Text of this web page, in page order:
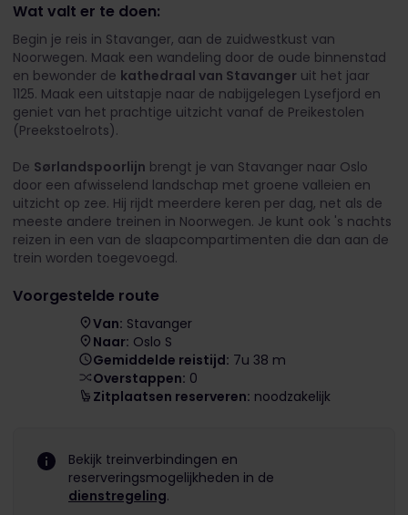
Wat valt er te doen:
Begin je reis in Stavanger, aan de zuidwestkust van
Noorwegen. Maak een wandeling door de oude binnenstad
en bewonder de kathedraal van Stavanger uit het jaar
1125. Maak een uitstapje naar de nabijgelegen Lysefjord en
geniet van het prachtige uitzicht vanaf de Preikestolen
(Preekstoelrots).
De Sørlandspoorlijn brengt je van Stavanger naar Oslo
door een afwisselend landschap met groene valleien en
uitzicht op zee. Hij rijdt meerdere keren per dag, net als de
meeste andere treinen in Noorwegen. Je kunt ook 's nachts
reizen in een van de slaapcompartimenten die dan aan de
trein worden toegevoegd.
Voorgestelde route
Van: Stavanger
Naar: Oslo S
Gemiddelde reistijd: 7u 38 m
Overstappen: 0
Zitplaatsen reserveren: noodzakelijk
Bekijk treinverbindingen en
reserveringsmogelijkheden in de
dienstregeling.